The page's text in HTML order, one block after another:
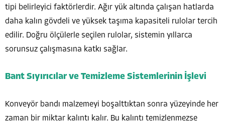
tipi belirleyici faktörlerdir. Ağır yük altında çalışan hatlarda
daha kalın gövdeli ve yüksek taşıma kapasiteli rulolar tercih
edilir. Doğru ölçülerle seçilen rulolar, sistemin yıllarca
sorunsuz çalışmasına katkı sağlar.
Bant Sıyırıcılar ve Temizleme Sistemlerinin İşlevi
Konveyör bandı malzemeyi boşalttıktan sonra yüzeyinde her
zaman bir miktar kalıntı kalır. Bu kalıntı temizlenmezse